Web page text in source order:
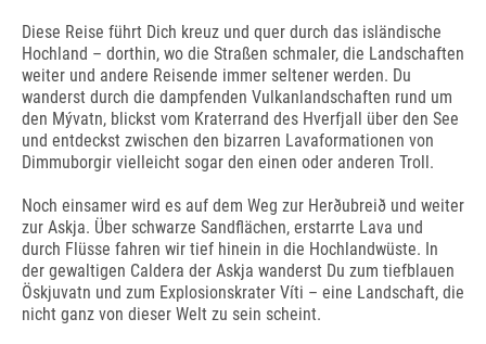
Diese Reise führt Dich kreuz und quer durch das isländische
Hochland – dorthin, wo die Straßen schmaler, die Landschaften
weiter und andere Reisende immer seltener werden. Du
wanderst durch die dampfenden Vulkanlandschaften rund um
den Mývatn, blickst vom Kraterrand des Hverfjall über den See
und entdeckst zwischen den bizarren Lavaformationen von
Dimmuborgir vielleicht sogar den einen oder anderen Troll.
Noch einsamer wird es auf dem Weg zur Herðubreið und weiter
zur Askja. Über schwarze Sandflächen, erstarrte Lava und
durch Flüsse fahren wir tief hinein in die Hochlandwüste. In
der gewaltigen Caldera der Askja wanderst Du zum tiefblauen
Öskjuvatn und zum Explosionskrater Víti – eine Landschaft, die
nicht ganz von dieser Welt zu sein scheint.